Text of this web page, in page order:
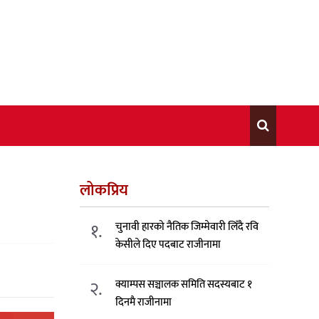
लोकप्रिय
१.
चुनावी हारको नैतिक जिम्मेवारी लिँदै रवि
केसीले दिए पदबाट राजीनामा
२.
क्याम्पस सञ्चालक समिति सदस्यबाट १
दिनमै राजीनामा